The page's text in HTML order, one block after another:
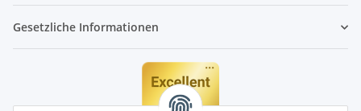
Gesetzliche Informationen